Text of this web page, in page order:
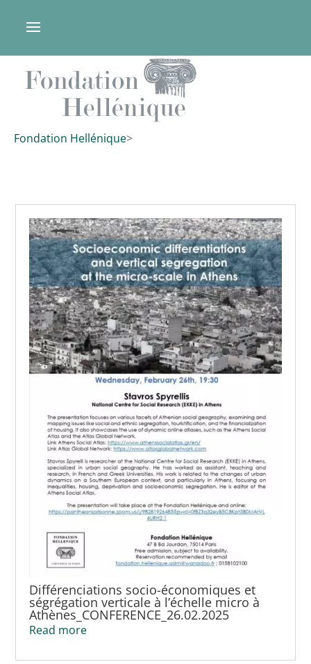
Fondation Hellénique>
Différenciations socio-économiques et
ségrégation verticale à l’échelle micro à
Athènes_CONFERENCE_26.02.2025
Read more